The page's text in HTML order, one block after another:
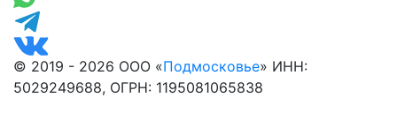
© 2019 - 2026 ООО «Подмосковье» ИНН:
5029249688, ОГРН: 1195081065838